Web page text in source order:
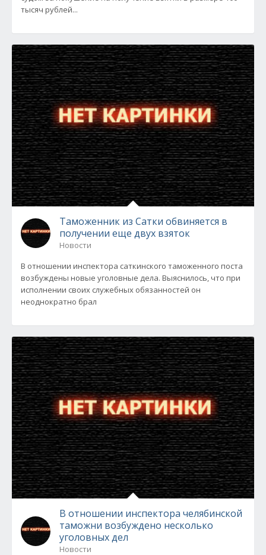
тысяч рублей...
Таможенник из Сатки обвиняется в
получении еще двух взяток
Новости
В отношении инспектора саткинского таможенного поста
возбуждены новые уголовные дела. Выяснилось, что при
исполнении своих служебных обязанностей он
неоднократно брал
В отношении инспектора челябинской
таможни возбуждено несколько
уголовных дел
Новости